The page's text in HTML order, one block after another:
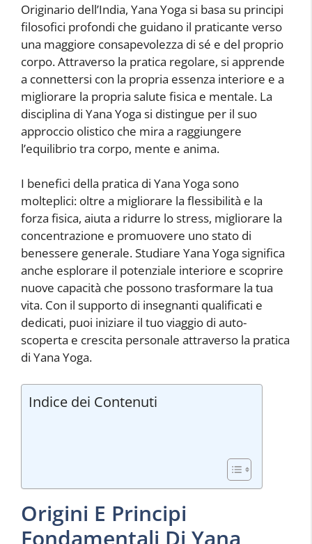
Originario dell’India, Yana Yoga si basa su principi
filosofici profondi che guidano il praticante verso
una maggiore consapevolezza di sé e del proprio
corpo. Attraverso la pratica regolare, si apprende
a connettersi con la propria essenza interiore e a
migliorare la propria salute fisica e mentale. La
disciplina di Yana Yoga si distingue per il suo
approccio olistico che mira a raggiungere
l’equilibrio tra corpo, mente e anima.
I benefici della pratica di Yana Yoga sono
molteplici: oltre a migliorare la flessibilità e la
forza fisica, aiuta a ridurre lo stress, migliorare la
concentrazione e promuovere uno stato di
benessere generale. Studiare Yana Yoga significa
anche esplorare il potenziale interiore e scoprire
nuove capacità che possono trasformare la tua
vita. Con il supporto di insegnanti qualificati e
dedicati, puoi iniziare il tuo viaggio di auto-
scoperta e crescita personale attraverso la pratica
di Yana Yoga.
Indice dei Contenuti
Origini E Principi
Fondamentali Di Yana